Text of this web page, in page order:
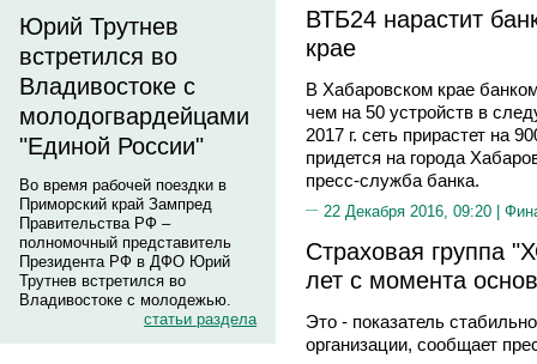
Юрий Трутнев
встретился во
Владивостоке с
молодогвардейцами
"Единой России"
Во время рабочей поездки в
Приморский край Зампред
Правительства РФ –
полномочный представитель
Президента РФ в ДФО Юрий
Трутнев встретился во
Владивостоке с молодежью.
статьи раздела
ВТБ24 нарастит
крае
В Хабаровском крае
чем на 50 устройств в
2017 г. сеть прирастет на
придется на города
пресс-служба банка.
22 Декабря 2016, 09:20 |
Страховая группа
лет с момента
Это - показатель
организации, сообщает